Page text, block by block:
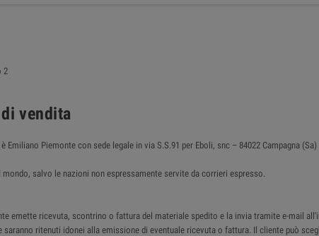
2
vendita
Piemonte con sede legale in via S.S.91 per Eboli, snc – 84022 Campagna
salvo le nazioni non espressamente servite da corrieri espresso.
emette ricevuta, scontrino o fattura del materiale spedito e la invia tramite e-mail
ritenuti idonei alla emissione di eventuale ricevuta o fattura. Il cliente può